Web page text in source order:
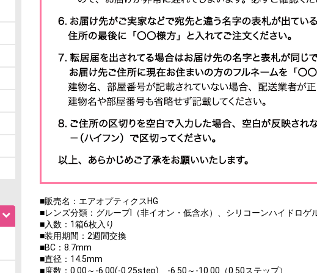
■販売名：エアオプティクスHG
■レンズ分類：グループI（非イオン・低含水）、シリコーンハイドロゲ
■入数：1箱6枚入り
■装用期間：2週間交換
■BC：8.7mm
■直径：14.5mm
■度数：0.00～-6.00(-0.25step)、-6.50～-10.00（0.50ステップ）